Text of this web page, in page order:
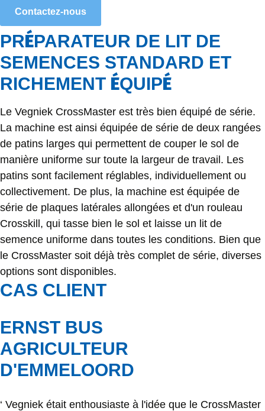
Contactez-nous
PRÉPARATEUR DE LIT DE
SEMENCES STANDARD ET
RICHEMENT ÉQUIPÉ
Le Vegniek CrossMaster est très bien équipé de série.
La machine est ainsi équipée de série de deux rangées
de patins larges qui permettent de couper le sol de
manière uniforme sur toute la largeur de travail. Les
patins sont facilement réglables, individuellement ou
collectivement. De plus, la machine est équipée de
série de plaques latérales allongées et d'un rouleau
Crosskill, qui tasse bien le sol et laisse un lit de
semence uniforme dans toutes les conditions. Bien que
le CrossMaster soit déjà très complet de série, diverses
options sont disponibles.
CAS CLIENT
ERNST BUS
AGRICULTEUR
D'EMMELOORD
‘ Vegniek était enthousiaste à l'idée que le CrossMaster